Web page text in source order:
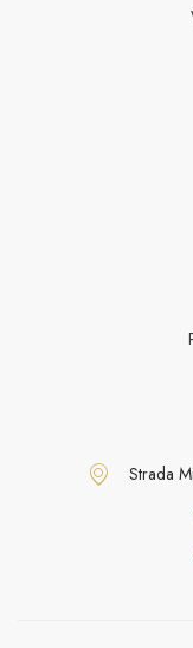
Strada